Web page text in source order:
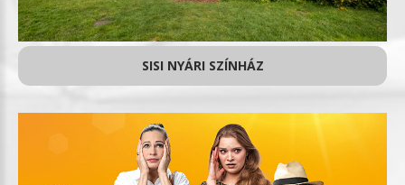
SISI NYÁRI SZÍNHÁZ